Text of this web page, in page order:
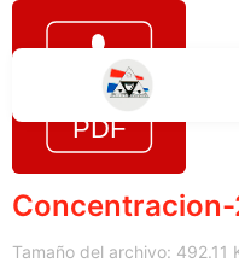
Tamaño del archivo: 492.11